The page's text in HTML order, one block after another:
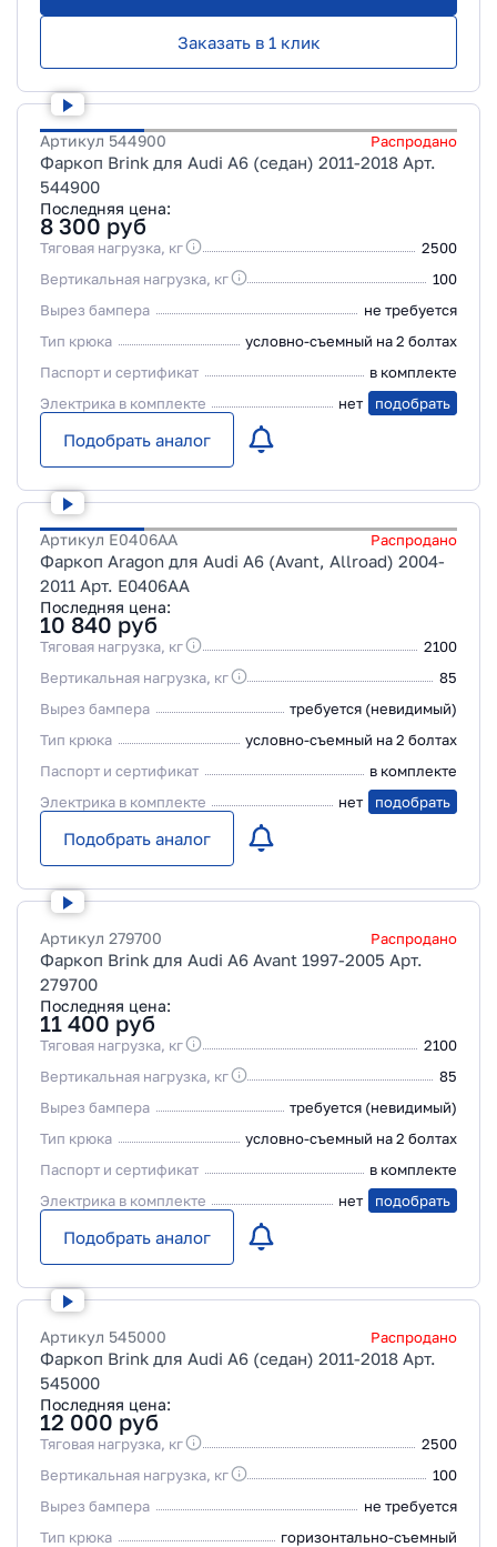
Заказать в 1 клик
Артикул 544900 Распродано
Фаркоп Brink для Audi A6 (седан) 2011-2018 Арт.
544900
Последняя цена:
8 300 руб
Тяговая нагрузка, кг
2500
Вертикальная нагрузка, кг
100
Вырез бампера
не требуется
Тип крюка
условно-съемный на 2 болтах
Паспорт и сертификат
в комплекте
Электрика в комплекте
нет подобрать
Подобрать аналог
Артикул E0406AA Распродано
Фаркоп Aragon для Audi A6 (Avant, Allroad) 2004-
2011 Арт. E0406AA
Последняя цена:
10 840 руб
Тяговая нагрузка, кг
2100
Вертикальная нагрузка, кг
85
Вырез бампера
требуется (невидимый)
Тип крюка
условно-съемный на 2 болтах
Паспорт и сертификат
в комплекте
Электрика в комплекте
нет подобрать
Подобрать аналог
Артикул 279700 Распродано
Фаркоп Brink для Audi A6 Avant 1997-2005 Арт.
279700
Последняя цена:
11 400 руб
Тяговая нагрузка, кг
2100
Вертикальная нагрузка, кг
85
Вырез бампера
требуется (невидимый)
Тип крюка
условно-съемный на 2 болтах
Паспорт и сертификат
в комплекте
Электрика в комплекте
нет подобрать
Подобрать аналог
Артикул 545000 Распродано
Фаркоп Brink для Audi A6 (седан) 2011-2018 Арт.
545000
Последняя цена:
12 000 руб
Тяговая нагрузка, кг
2500
Вертикальная нагрузка, кг
100
Вырез бампера
не требуется
Тип крюка
горизонтально-съемный